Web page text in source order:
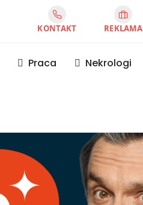
KONTAKT REKLAMA
Praca Nekrologi